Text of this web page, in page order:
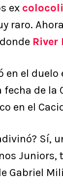
ex
raro.
River
en el
fecha de la
en el
Sí,
Juniors,
Gabriel